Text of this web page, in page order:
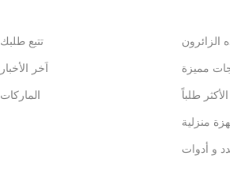
تتبع طلبك
اَخر الأخبار
الماركات
الزائرون
مميزة
الأكثر طلباً
منزلية
و أدوات